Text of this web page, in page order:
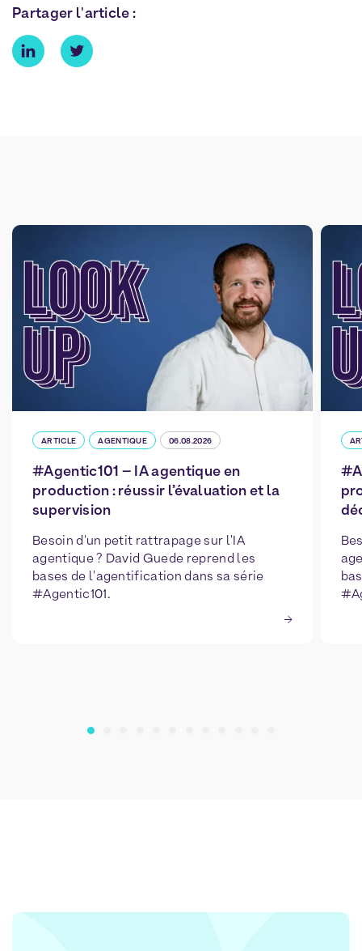
Partager l'article :
ARTICLE AGENTIQUE 06.08.2026
#Agentic101 – IA agentique en
production : réussir l’évaluation et la
supervision
Besoin d'un petit rattrapage sur l'IA
agentique ? David Guede reprend les
bases de l'agentification dans sa série
#Agentic101.